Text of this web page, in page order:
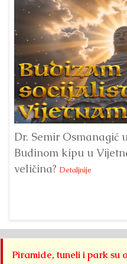
Dr. Semir Osmanagić
Budinom kipu u
veličina? Detaljnije
Piramide, tuneli i park su